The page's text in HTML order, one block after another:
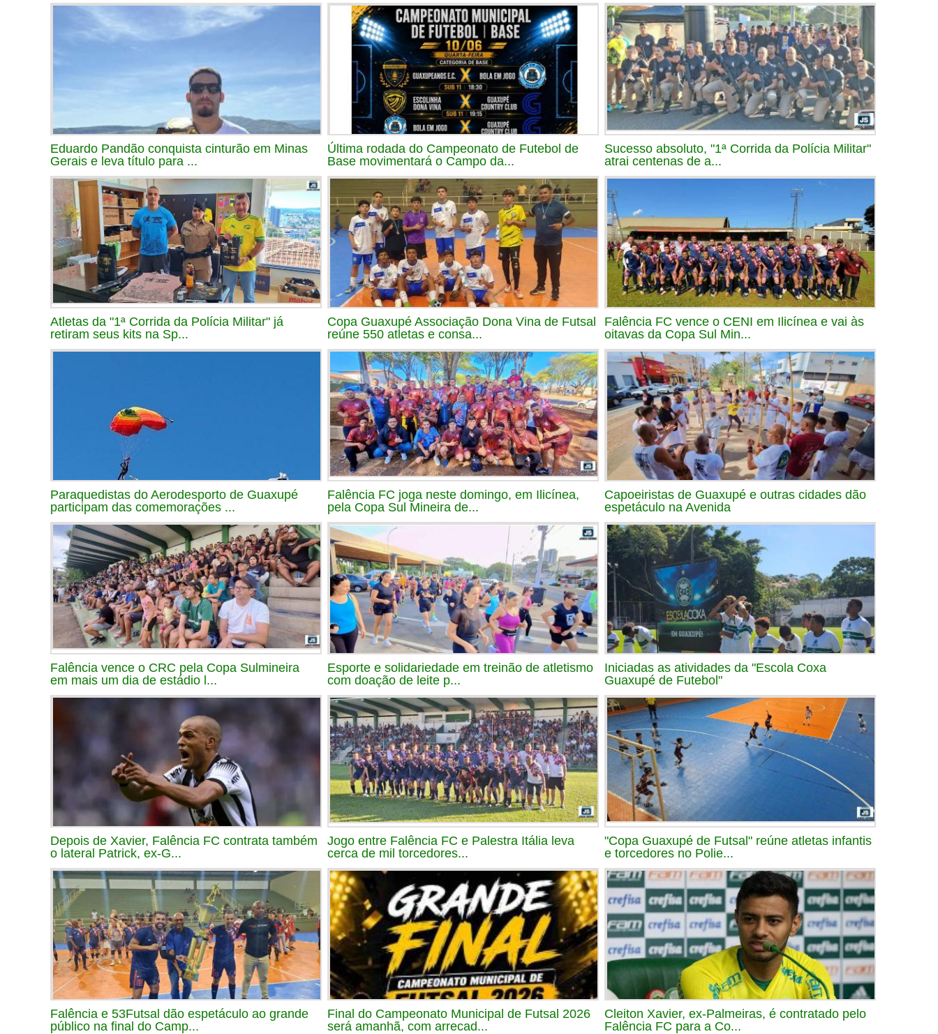
Eduardo Pandão conquista cinturão em Minas
Gerais e leva título para ...
Última rodada do Campeonato de Futebol de
Base movimentará o Campo da...
Sucesso absoluto, "1ª Corrida da Polícia Militar"
atrai centenas de a...
Atletas da "1ª Corrida da Polícia Militar" já
retiram seus kits na Sp...
Copa Guaxupé Associação Dona Vina de Futsal
reúne 550 atletas e consa...
Falência FC vence o CENI em Ilicínea e vai às
oitavas da Copa Sul Min...
Paraquedistas do Aerodesporto de Guaxupé
participam das comemorações ...
Falência FC joga neste domingo, em Ilicínea,
pela Copa Sul Mineira de...
Capoeiristas de Guaxupé e outras cidades dão
espetáculo na Avenida
Falência vence o CRC pela Copa Sulmineira
em mais um dia de estádio l...
Esporte e solidariedade em treinão de atletismo
com doação de leite p...
Iniciadas as atividades da "Escola Coxa
Guaxupé de Futebol"
Depois de Xavier, Falência FC contrata também
o lateral Patrick, ex-G...
Jogo entre Falência FC e Palestra Itália leva
cerca de mil torcedores...
"Copa Guaxupé de Futsal" reúne atletas infantis
e torcedores no Polie...
Falência e 53Futsal dão espetáculo ao grande
público na final do Camp...
Final do Campeonato Municipal de Futsal 2026
será amanhã, com arrecad...
Cleiton Xavier, ex-Palmeiras, é contratado pelo
Falência FC para a Co...